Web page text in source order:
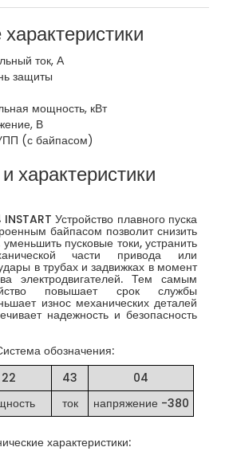
ток, А
защиты
мощность, кВт
В
(с байпасом)
характеристики
Устройство плавного пуска
байпасом позволит снизить
уменьшить пусковые токи, устранить
части привода или
в трубах и задвижках в момент
электродвигателей. Тем самым
повышает срок службы
износ механических деталей
надежность и безопасность
обозначения:
22 43
04
ток напряжение -380
характеристики: